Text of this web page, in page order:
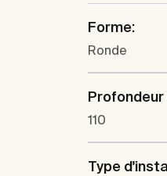
Forme:
Ronde
Profondeur
110
Type